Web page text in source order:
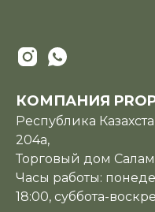
КОМПАНИЯ
Республика
204а,
Торговый дом
Часы работы:
18:00, суббота-